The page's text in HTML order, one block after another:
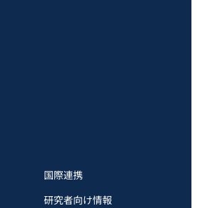
国際連携
研究者向け情報